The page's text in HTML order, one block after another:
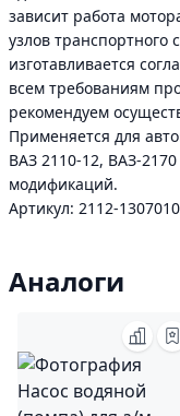
зависит работа
узлов транспортного
изготавливается
всем требованиям
рекомендуем
Применяется для
ВАЗ 2110-12, ВАЗ-
модификаций.
Артикул: 2112-1307010
Аналоги